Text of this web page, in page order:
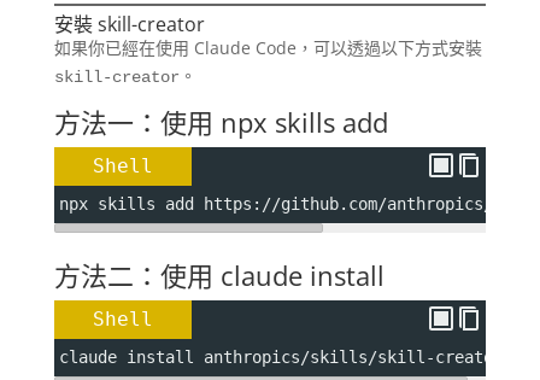
安裝 skill-creator
如果你已經在使用 Claude Code，可以透過以下方式安裝
skill-creator 。
方法一：使用 npx skills add
Shell
npx skills add https://github.com/anthropics/
方法二：使用 claude install
Shell
claude install anthropics/skills/skill-creator